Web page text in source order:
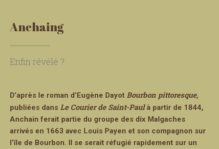
Anchaing
Enfin révélé ?
D’après le roman d’Eugène Dayot Bourbon pittoresque,
publiées dans Le Courier de Saint-Paulà partir de 1844,
Anchain ferait partie du groupe des dix Malgaches
arrivés en 1663 avec Louis Payen et son compagnon sur
l’île de Bourbon. Il se serait réfugié rapidement sur un